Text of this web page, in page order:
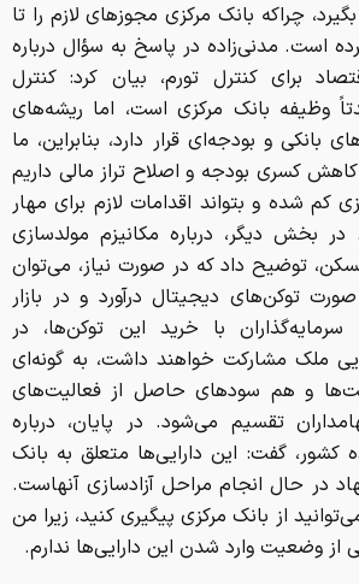
چراکه بانک مرکزی مجوزهای لازم را تا
است. مدنی‌زاده در پاسخ به سؤال درباره
برای کنترل تورم، بیان کرد: کنترل
وظیفه بانک مرکزی است، اما ریشه‌های
بانکی و بودجه‌ای قرار دارد، بنابراین، ما
کاهش کسری بودجه و اصلاح تراز مالی داریم
کم شده و بتواند اقدامات لازم برای مهار
در بخش دیگر، درباره مکانیزم مولدسازی
توضیح داد که در صورت نیاز، می‌توان
توکن‌های دیجیتال درآورد و در بازار
با خرید این توکن‌ها، در
ملک مشارکت خواهند داشت، به گونه‌ای
و هم سودهای حاصل از فعالیت‌های
تقسیم می‌شود. در پایان، درباره
کشور، گفت: این دارایی‌ها متعلق به بانک
در حال انجام مراحل آزادسازی آنهاست.
از بانک مرکزی پیگیری کنید، زیرا من
از وضعیت وارد شدن این دارایی‌ها ندارم.